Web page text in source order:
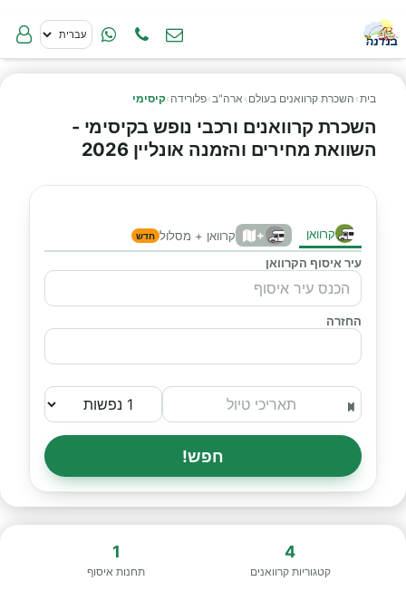
בית› השכרת קרוואנים בעולם › ארה"ב›פלורידה ›קיסימי
השכרת קרוואנים ורכבי נופש בקיסימי -
השוואת מחירים והזמנה אונליין 2026
קרוואן + קרוואן + מסלול חדש
עיר איסוף הקרוואן
החזרה
חפש!
4
קטגוריות קרוואנים
1
תחנות איסוף